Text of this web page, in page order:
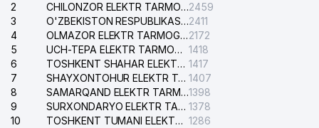
2
CHILONZOR ELEKTR TARMOG'I NOSOZLIK XIZMATI2459
3
O'ZBEKISTON RESPUBLIKASI BOSH PROKURATURASI ISHONCH TELEFONI2411
4
OLMAZOR ELEKTR TARMOG'I NOSOZLIKLARI XIZMATI2172
5
UCH-TEPA ELEKTR TARMOG'I NOSOZLIKLARI XIZMATI 1418
6
TOSHKENT SHAHAR ELEKTR TARMOQLARI KORXONASI AJ 1417
7
SHAYXONTOHUR ELEKTR TARMOG'I NOSOZLIKLARINI TUZATISH XIZMATI 1407
8
SAMARQAND ELEKTR TARMOQLARI AJ1398
9
SURXONDARYO ELEKTR TARMOQLARI AJ 1378
10
TOSHKENT TUMANI ELEKTR TARMOG'I AVARIYA XIZMATI 1286